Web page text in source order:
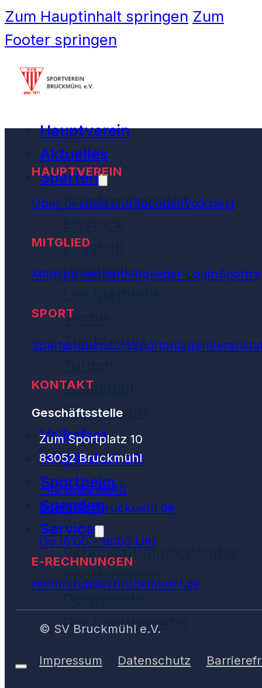
Zum Hauptinhalt springen Zum
Footer springen
Hauptverein
Aktuelles
Sparten
Spartenübersicht
Fussball
Handball
Tennis
Tischtennis
Volleyball
Wintersport
Volksfest
Mitgliedschaft
Sportheim
Spenden
Service
Veranstaltungskalender
Sportanlagen
Der Sportreporter
HAUPTVEREIN
Über unsSatzungSpendenVolksfest
MITGLIED
Mitglied werdenMitglieder-Login
SPORT
SpartenübersichtSportanlagen
KONTAKT
Geschäftsstelle
Zum Sportplatz 10
83052 Bruckmühl
+49 8062 6640
buero@svbruckuehl.de
Do 16:00 - 19:00 Uhr
E-RECHNUNGEN
rechnung@svbruckmuehl.de
© SV Bruckmühl e.V.
Impressum Datenschutz